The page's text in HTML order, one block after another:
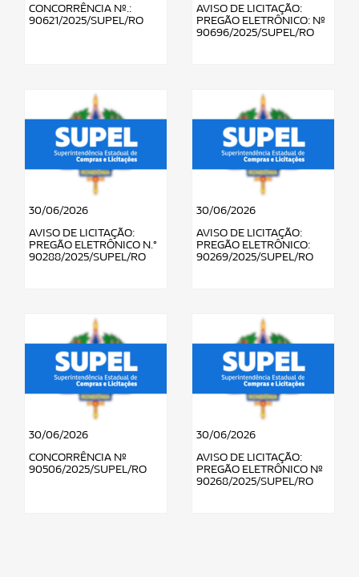
CONCORRÊNCIA Nº.:
90621/2025/SUPEL/RO
AVISO DE LICITAÇÃO:
PREGÃO ELETRÔNICO: Nº
90696/2025/SUPEL/RO
30/06/2026
AVISO DE LICITAÇÃO:
PREGÃO ELETRÔNICO N.°
90288/2025/SUPEL/RO
30/06/2026
AVISO DE LICITAÇÃO:
PREGÃO ELETRÔNICO:
90269/2025/SUPEL/RO
30/06/2026
CONCORRÊNCIA Nº
90506/2025/SUPEL/RO
30/06/2026
AVISO DE LICITAÇÃO:
PREGÃO ELETRÔNICO Nº
90268/2025/SUPEL/RO